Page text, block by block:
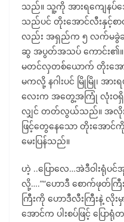
သည်။ သူ့ကို အားရကျေနပ်အ
သည်ပင် တိုးအောင်လီးနှင့်စ
လည်း အရှည်က ၅ လက်မခွဲ
ဆွ အပွတ်အသပ် ကောင်း၏။
မတင်လှတစ်ယောက် တိုးအော
မကလို့ နဂါးပင် မြိုမြို၊ အာ
လေးက အတွေ့အကြုံ လုံးဝရှိပုံ
လျှင် တတ်လွယ်သည်။ အလိုးခံ
ဖြင့်တွေနေသော တိုးအော
မေးပြန်သည်။
ဟဲ့ ..ပြောလေ…အဲဒီဝါးရုံပ
လို့….”“ဟောဒီ စောက်ဖုတ်ကြီ
ကြီးကို ဟောဒီလီးကြီးနဲ့ လိုး
အောင်က ပါးစပ်ဖြင့် ပြ